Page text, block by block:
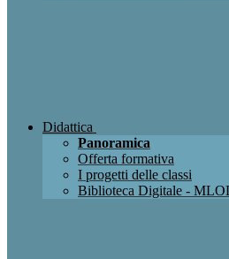
Didattica
Panoramica
Offerta formativa
I progetti delle classi
Biblioteca Digitale -